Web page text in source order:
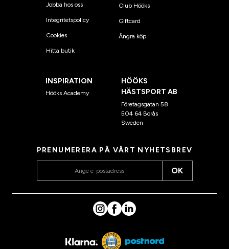
Jobba hos oss
Integritetspolicy
Cookies
Hitta butik
Club Hööks
Giftcard
Ångra köp
INSPIRATION
Hööks Academy
HÖÖKS
HÄSTSPORT AB
Företagsgatan 58
504 64 Borås
Sweden
PRENUMERERA PÅ VÅRT NYHETSBREV
OK